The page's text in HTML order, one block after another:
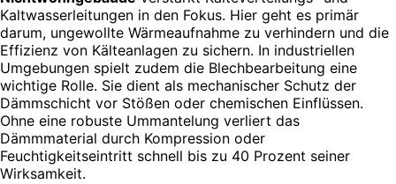
Kaltwasserleitungen in den Fokus. Hier geht es primär
darum, ungewollte Wärmeaufnahme zu verhindern und die
Effizienz von Kälteanlagen zu sichern. In industriellen
Umgebungen spielt zudem die Blechbearbeitung eine
wichtige Rolle. Sie dient als mechanischer Schutz der
Dämmschicht vor Stößen oder chemischen Einflüssen.
Ohne eine robuste Ummantelung verliert das
Dämmmaterial durch Kompression oder
Feuchtigkeitseintritt schnell bis zu 40 Prozent seiner
Wirksamkeit.